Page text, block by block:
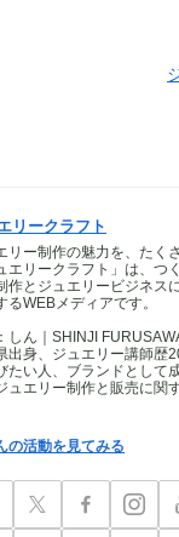
リークラフト
リー制作の魅力を、たく
エリークラフト」は、つ
作とジュエリービジネス
るWEBメディアです。
しん｜SHINJI
出身、ジュエリー講師歴
たい人、ブランドとして
ュエリー制作と販売に関
の活動を見てみる